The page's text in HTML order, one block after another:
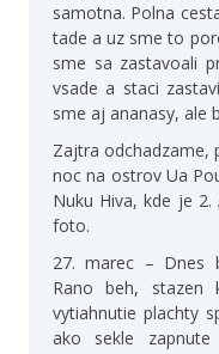
samotna. Polna
tade a uz sme to
sme sa zastavoali
vsade a staci
sme aj ananasy, ale
Zajtra odchadzame,
noc na ostrov Ua
Nuku Hiva, kde je
foto.
27. marec – Dnes
Rano beh, stazen
vytiahnutie plachty
ako sekle zapnute